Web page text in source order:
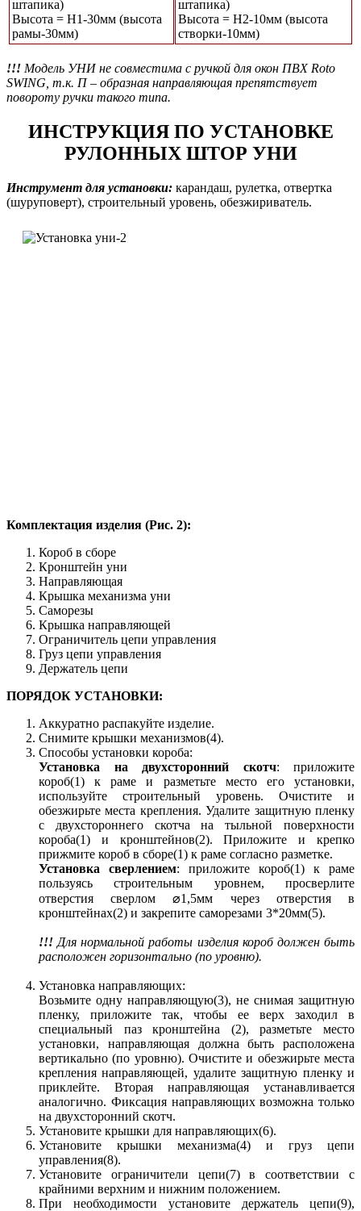
штапика)
Высота = Н1-30мм (высота
рамы-30мм)
штапика)
Высота = H2-10мм (высота
створки-10мм)
!!! Модель УНИ не совместима с ручкой для окон ПВХ Roto
SWING, т.к. П – образная направляющая препятствует
повороту ручки такого типа.
ИНСТРУКЦИЯ ПО УСТАНОВКЕ
РУЛОННЫХ ШТОР УНИ
Инструмент для установки: карандаш, рулетка, отвертка
(шуруповерт), строительный уровень, обезжириватель.
Комплектация изделия (Рис. 2):
Короб в сборе
Кронштейн уни
Направляющая
Крышка механизма уни
Саморезы
Крышка направляющей
Ограничитель цепи управления
Груз цепи управления
Держатель цепи
ПОРЯДОК УСТАНОВКИ:
Аккуратно распакуйте изделие.
Снимите крышки механизмов(4).
Способы установки короба:
Установка на двухсторонний скотч: приложите
короб(1) к раме и разметьте место его установки,
используйте строительный уровень. Очистите и
обезжирьте места крепления. Удалите защитную пленку
с двухстороннего скотча на тыльной поверхности
короба(1) и кронштейнов(2). Приложите и крепко
прижмите короб в сборе(1) к раме согласно разметке.
Установка сверлением: приложите короб(1) к раме
пользуясь строительным уровнем, просверлите
отверстия сверлом ⌀1,5мм через отверстия в
кронштейнах(2) и закрепите саморезами 3*20мм(5).
!!! Для нормальной работы изделия короб должен быть
расположен горизонтально (по уровню).
Установка направляющих:
Возьмите одну направляющую(3), не снимая защитную
пленку, приложите так, чтобы ее верх заходил в
специальный паз кронштейна (2), разметьте место
установки, направляющая должна быть расположена
вертикально (по уровню). Очистите и обезжирьте места
крепления направляющей, удалите защитную пленку и
приклейте. Вторая направляющая устанавливается
аналогично. Фиксация направляющих возможна только
на двухсторонний скотч.
Установите крышки для направляющих(6).
Установите крышки механизма(4) и груз цепи
управления(8).
Установите ограничители цепи(7) в соответствии с
крайними верхним и нижним положением.
При необходимости установите держатель цепи(9),